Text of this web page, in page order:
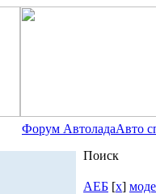
Форум АвтоладаАвто
Поиск
АЕБ [x]